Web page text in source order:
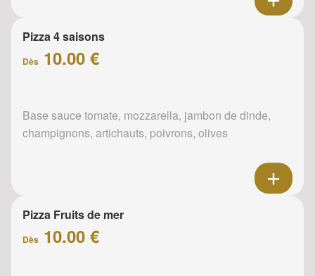
Pizza 4 saisons
Dès 10.00 €
Base sauce tomate, mozzarella, jambon de dinde,
champignons, artichauts, poivrons, olives
Pizza Fruits de mer
Dès 10.00 €